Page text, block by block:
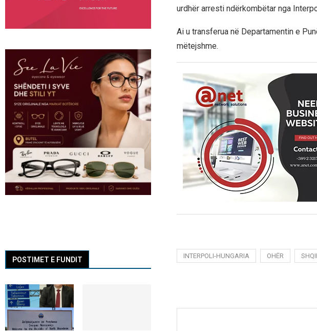
urdhër arresti ndërkombëtar nga
Ai u transferua në Departamentin e
mëtejshme.
INTERPOLI-HUNGARIA OHËR
POSTIMET E FUNDIT